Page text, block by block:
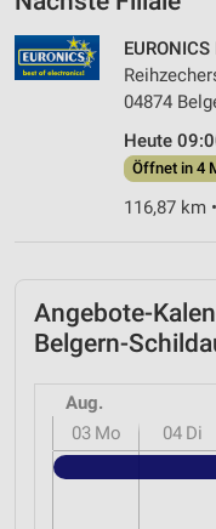
04874
Heute
Öffnet in 4
116,87 km
Angebote-
Belgern-
Aug.
03 Mo 04 Di